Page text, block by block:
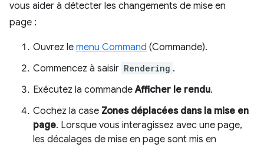
vous aider à détecter les changements de mise en
page :
Ouvrez le menu Command (Commande).
Commencez à saisir Rendering .
Exécutez la commandeAfficher le rendu.
Cochez la case Zones déplacées dans la mise en
page. Lorsque vous interagissez avec une page,
les décalages de mise en page sont mis en